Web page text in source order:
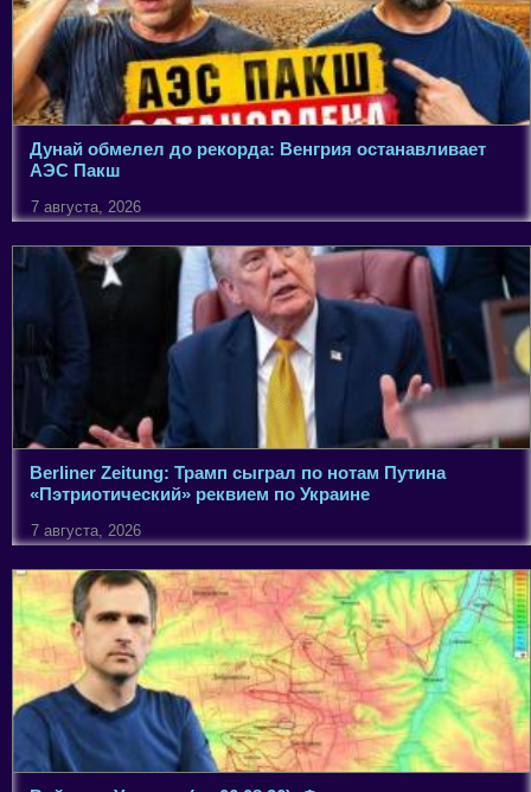
Дунай обмелел до рекорда: Венгрия останавливает
АЭС Пакш
7 августа, 2026
Berliner Zeitung: Трамп сыграл по нотам Путина
«Пэтриотический» реквием по Украине
7 августа, 2026